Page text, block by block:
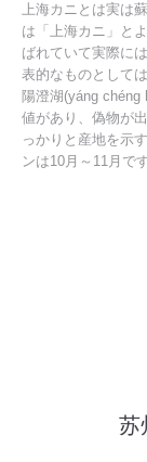
上海カニとは実は
は「上海カニ」と
ばれていて実際に
表的なものとして
陽澄湖(yáng chéng
値があり、偽物が
っかりと産地を示
ンは10月～11月です
苏